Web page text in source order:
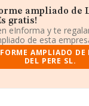
ampliado de
gratis!
eInforma y te
de esta
AMPLIADO DE
DEL PERE SL.